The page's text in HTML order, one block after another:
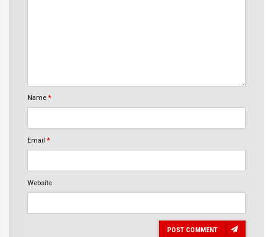
Name *
Email *
Website
POST COMMENT